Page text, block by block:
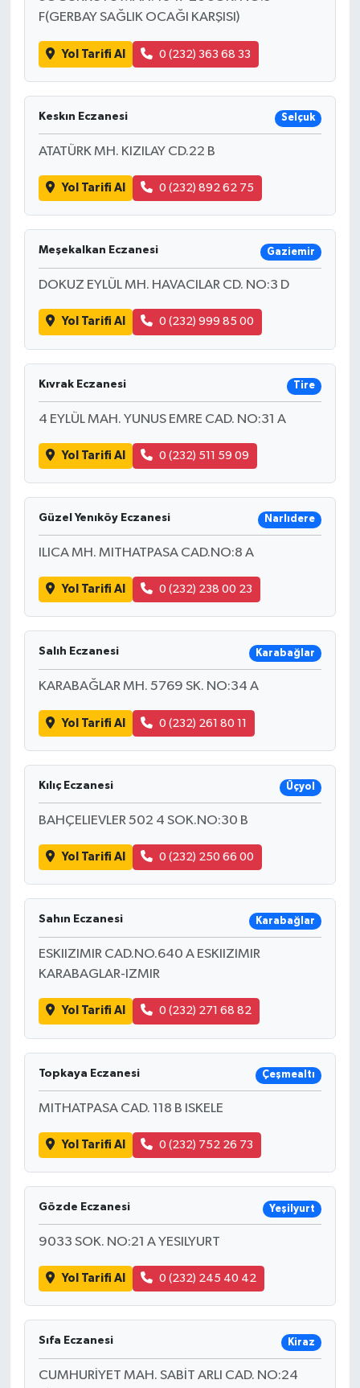
F(GERBAY SAĞLIK OCAĞI KARŞISI)
Yol Tarifi Al 0 (232) 363 68 33
Keskın Eczanesi Selçuk
ATATÜRK MH. KIZILAY CD.22 B
Yol Tarifi Al 0 (232) 892 62 75
Meşekalkan Eczanesi Gaziemir
DOKUZ EYLÜL MH. HAVACILAR CD. NO:3 D
Yol Tarifi Al 0 (232) 999 85 00
Kıvrak Eczanesi Tire
4 EYLÜL MAH. YUNUS EMRE CAD. NO:31 A
Yol Tarifi Al 0 (232) 511 59 09
Güzel Yenıköy Eczanesi Narlıdere
ILICA MH. MITHATPASA CAD.NO:8 A
Yol Tarifi Al 0 (232) 238 00 23
Salıh Eczanesi Karabağlar
KARABAĞLAR MH. 5769 SK. NO:34 A
Yol Tarifi Al 0 (232) 261 80 11
Kılıç Eczanesi Üçyol
BAHÇELIEVLER 502 4 SOK.NO:30 B
Yol Tarifi Al 0 (232) 250 66 00
Sahın Eczanesi Karabağlar
ESKIIZIMIR CAD.NO.640 A ESKIIZIMIR
KARABAGLAR-IZMIR
Yol Tarifi Al 0 (232) 271 68 82
Topkaya Eczanesi Çeşmealtı
MITHATPASA CAD. 118 B ISKELE
Yol Tarifi Al 0 (232) 752 26 73
Gözde Eczanesi Yeşilyurt
9033 SOK. NO:21 A YESILYURT
Yol Tarifi Al 0 (232) 245 40 42
Sıfa Eczanesi Kiraz
CUMHURİYET MAH. SABİT ARLI CAD. NO:24